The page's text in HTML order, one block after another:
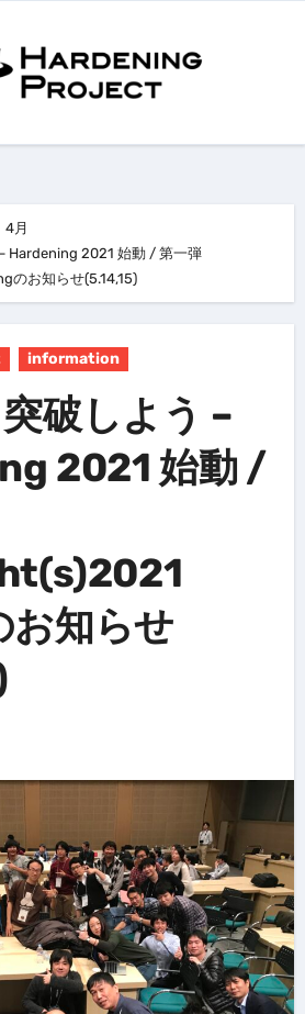
4月
Hardening 2021 始動 / 第一弾
のお知らせ(5.14,15)
information
破しよう –
2021 始動 /
知らせ